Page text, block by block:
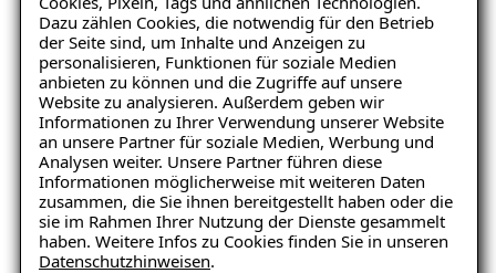
Dazu zählen Cookies, die notwendig für den Betrieb
der Seite sind, um Inhalte und Anzeigen zu
personalisieren, Funktionen für soziale Medien
anbieten zu können und die Zugriffe auf unsere
Website zu analysieren. Außerdem geben wir
Informationen zu Ihrer Verwendung unserer Website
an unsere Partner für soziale Medien, Werbung und
Analysen weiter. Unsere Partner führen diese
Informationen möglicherweise mit weiteren Daten
zusammen, die Sie ihnen bereitgestellt haben oder die
sie im Rahmen Ihrer Nutzung der Dienste gesammelt
haben. Weitere Infos zu Cookies finden Sie in unseren
Datenschutzhinweisen.
Keller Wohnraum